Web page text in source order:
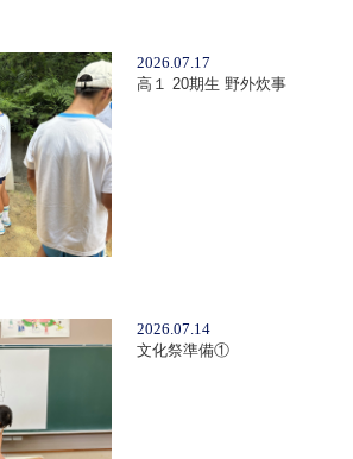
2026.07.17
高１ 20期生 野外炊事
2026.07.14
文化祭準備①